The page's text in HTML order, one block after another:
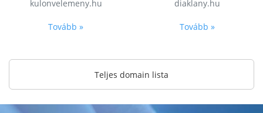
kulonvelemeny.hu
Tovább »
diaklany.hu
Tovább »
Teljes domain lista